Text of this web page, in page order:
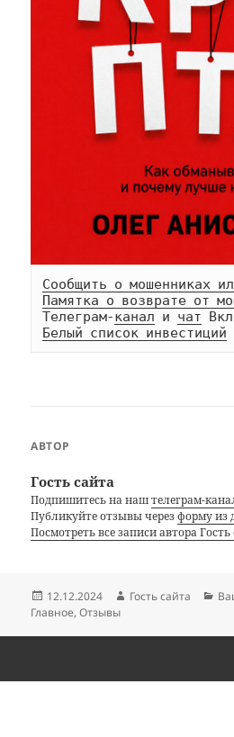
Сообщить о мошенниках
Памятка о возврате от
Телеграм-канал и чат
Белый список инвестиций
АВТОР
Гость сайта
Подпишитесь на наштелеграм-
Публикуйте отзывы черезформу из
Посмотреть все записи автора Гость
Опубликовано
12.12.2024 Автор
Гость сайта
Главное,Отзывы